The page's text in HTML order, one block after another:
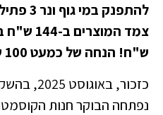
להתפנק
ש"ח! הנחה של כמעט 100 ש"ח.